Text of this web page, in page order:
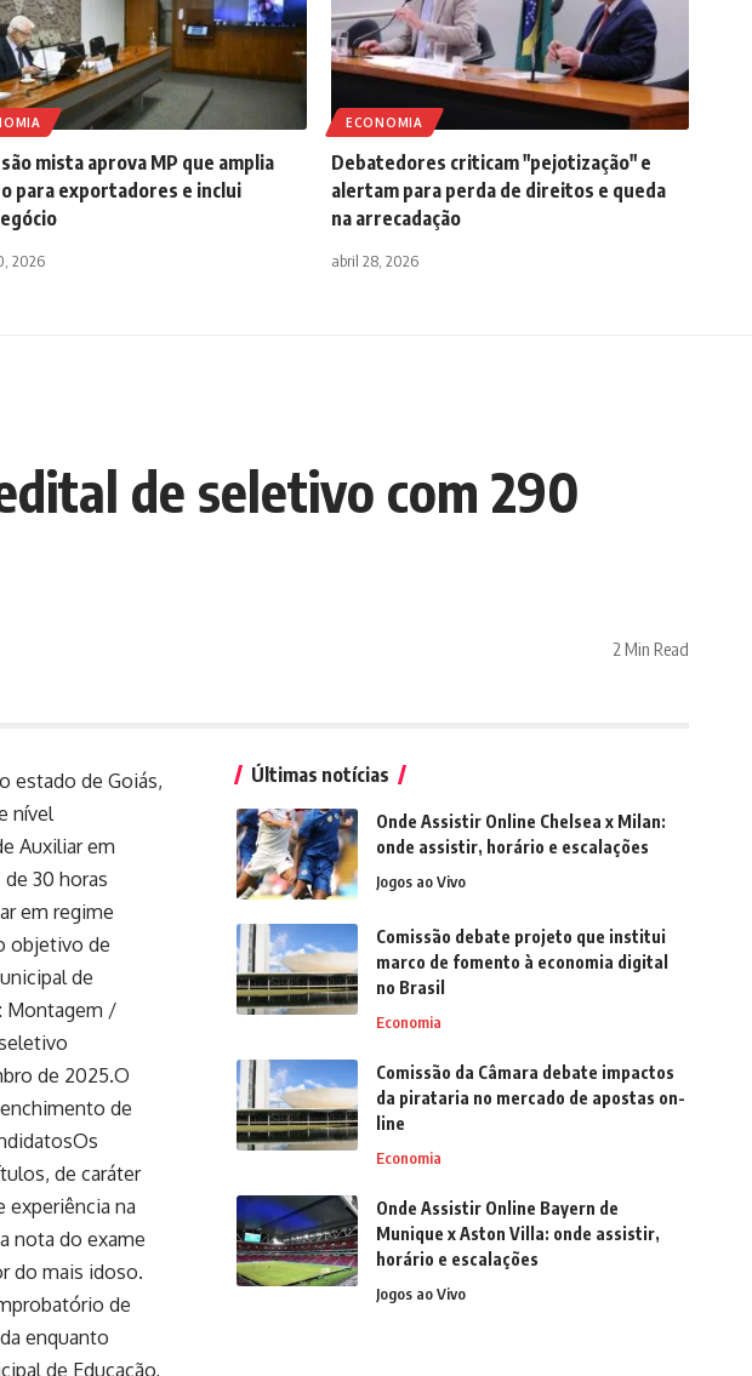
mista aprova MP que amplia
para exportadores e inclui
2026
ECONOMIA
Debatedores criticam "pejotização" e
alertam para perda de direitos e queda
na arrecadação
abril 28, 2026
de seletivo com 290
2 Min Read
estado de Goiás,
nível
Auxiliar em
30 horas
em regime
objetivo de
de
Montagem /
de 2025.O
de
de caráter
na
nota do exame
do mais idoso.
de
enquanto
de Educação,
Últimas notícias
Onde Assistir Online Chelsea x Milan:
onde assistir, horário e escalações
Jogos ao Vivo
Comissão debate projeto que institui
marco de fomento à economia digital
no Brasil
Economia
Comissão da Câmara debate impactos
da pirataria no mercado de apostas on-
line
Economia
Onde Assistir Online Bayern de
Munique x Aston Villa: onde assistir,
horário e escalações
Jogos ao Vivo